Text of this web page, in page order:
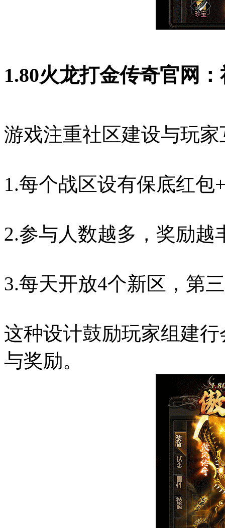
1.80火龙打金传奇官网
游戏注重社区建设与玩家
1.每个战区设有保底红包
2.参与人数越多，奖励越
3.每天开放4个新区，第
这种设计鼓励玩家组建
与奖励。